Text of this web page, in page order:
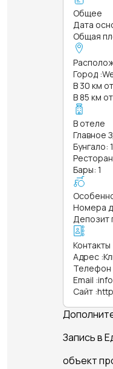
Общее
Дата
Общая
Город :
В 30 км
В 85 км
В отеле
Главное
Бунгало:
Бары: 1
Номера
Депозит
Контакты
Адрес :
Телефон
Email :
Сайт :
Запись в
объект